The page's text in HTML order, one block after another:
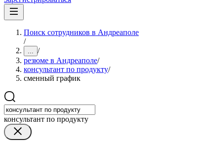
Поиск сотрудников в Андреаполе
/
... /
резюме в Андреаполе/
консультант по продукту/
сменный график
консультант по продукту